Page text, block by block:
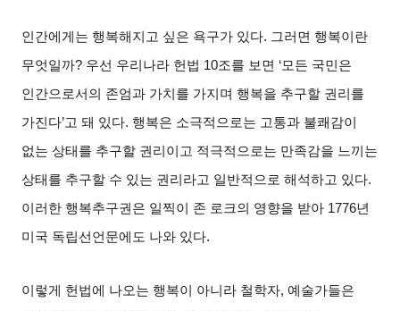
인간에게는 행복해지고 싶은 욕구가 있다. 그러면 행복이란
무엇일까? 우선 우리나라 헌법 10조를 보면 ‘모든 국민은
인간으로서의 존엄과 가치를 가지며 행복을 추구할 권리를
가진다’고 돼 있다. 행복은 소극적으로는 고통과 불쾌감이
없는 상태를 추구할 권리이고 적극적으로는 만족감을 느끼는
상태를 추구할 수 있는 권리라고 일반적으로 해석하고 있다.
이러한 행복추구권은 일찍이 존 로크의 영향을 받아 1776년
미국 독립선언문에도 나와 있다.
이렇게 헌법에 나오는 행복이 아니라 철학자,예술가들은